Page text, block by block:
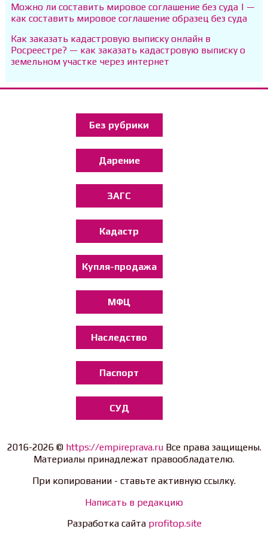
Можно ли составить мировое соглашение без суда | —
как составить мировое соглашение образец без суда
Как заказать кадастровую выписку онлайн в
Росреестре? — как заказать кадастровую выписку о
земельном участке через интернет
Без рубрики
Дарение
ЗАГС
Кадастр
Купля-продажа
МФЦ
Наследство
Паспорт
СУД
2016-2026 © https://empireprava.ruВсе права защищены.
Материалы принадлежат правообладателю.
При копировании - ставьте активную ссылку.
Написать в редакцию
Разработка сайта profitop.site